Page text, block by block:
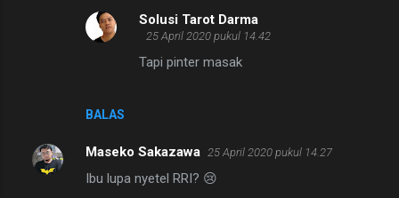
BALAS
Solusi Tarot Darma
25 April 2020 pukul 14.42
Tapi pinter masak
Maseko Sakazawa 25 April 2020 pukul 14.27
Ibu lupa nyetel RRI? 😢